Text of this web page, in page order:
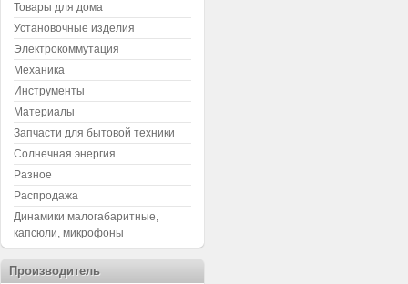
Товары для дома
Установочные изделия
Электрокоммутация
Механика
Инструменты
Материалы
Запчасти для бытовой техники
Солнечная энергия
Разное
Распродажа
Динамики малогабаритные,
капсюли, микрофоны
Производитель